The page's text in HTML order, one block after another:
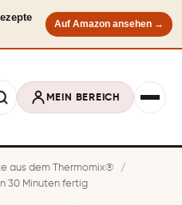
Auf Amazon ansehen →
MEIN BEREICH
aus dem Thermomix®
/
30 Minuten fertig